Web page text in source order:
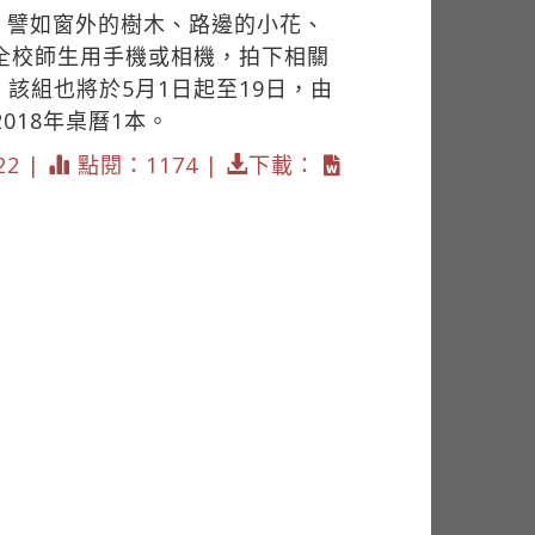
如窗外的樹木、路邊的小花、
師生用手機或相機，拍下相關
組也將於5月1日起至19日，由
年桌曆1本。
|
點閱：1174 | 下載：